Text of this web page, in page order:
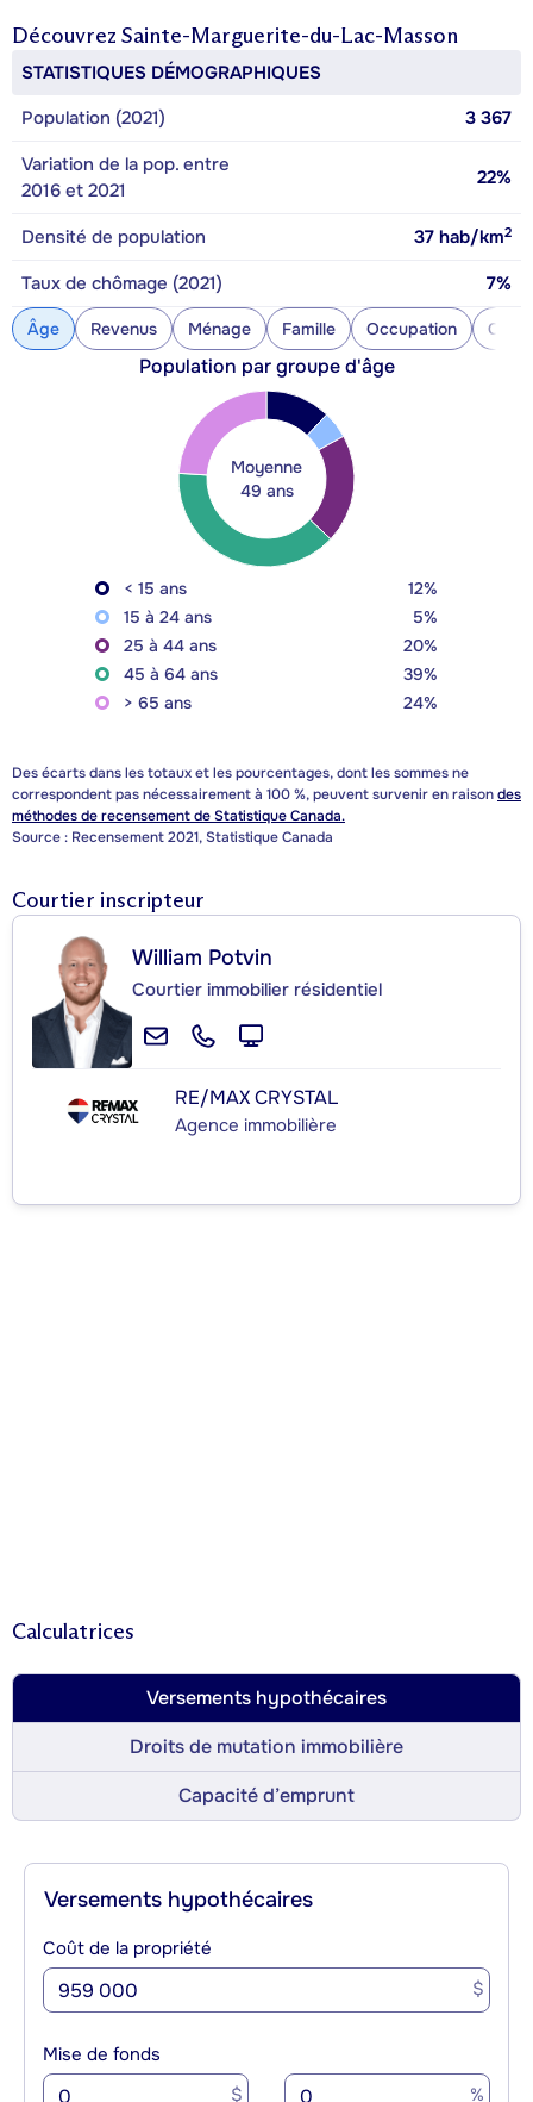
Découvrez Sainte-Marguerite-du-Lac-Masson
STATISTIQUES DÉMOGRAPHIQUES
Population (2021)
3 367
Variation de la pop. entre
2016 et 2021
22%
Densité de population 37 hab/km2
Taux de chômage (2021) 7%
Âge Revenus Ménage Famille Occupation
Population par groupe d'âge
Moyenne
49 ans
< 15 ans
12%
15 à 24 ans
5%
25 à 44 ans
20%
45 à 64 ans
39%
> 65 ans
24%
Des écarts dans les totaux et les pourcentages, dont les sommes ne
correspondent pas nécessairement à 100 %, peuvent survenir en raisondes
méthodes de recensement de Statistique Canada.
Source : Recensement 2021, Statistique Canada
Courtier inscripteur
William Potvin
Courtier immobilier résidentiel
RE/MAX CRYSTAL
Agence immobilière
Calculatrices
Versements hypothécaires
Droits de mutation immobilière
Capacité d’emprunt
Versements hypothécaires
Coût de la propriété
$
Mise de fonds
$ %